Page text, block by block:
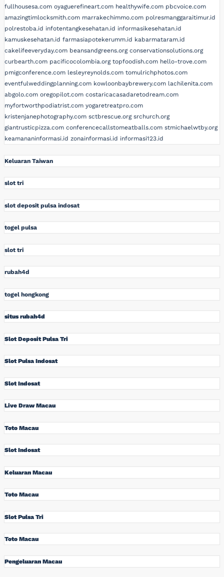
fullhousesa.com oyaguerefineart.com healthywife.com pbcvoice.com
amazingtimlocksmith.com marrakechimmo.com polresmanggaraitimur.id
polrestoba.id infotentangkesehatan.id informasikesehatan.id
kamuskesehatan.id farmasiapotekerumm.id kabarmataram.id
cakelifeeveryday.com beansandgreens.org conservationsolutions.org
curbearth.com pacificocolombia.org topfoodish.com hello-trove.com
pmigconference.com lesleyreynolds.com tomulrichphotos.com
eventfulweddingplanning.com kowloonbaybrewery.com lachilenita.com
abgolo.com oregopilot.com costaricacasadaretodream.com
myfortworthpodiatrist.com yogaretreatpro.com
kristenjanephotography.com sctbrescue.org srchurch.org
giantrusticpizza.com conferencecallstomeatballs.com stmichaelwtby.org
keamananinformasi.id zonainformasi.id informasi123.id
Keluaran Taiwan
slot tri
slot deposit pulsa indosat
togel pulsa
slot tri
rubah4d
togel hongkong
situs rubah4d
Slot Deposit Pulsa Tri
Slot Pulsa Indosat
Slot Indosat
Live Draw Macau
Toto Macau
Slot Indosat
Keluaran Macau
Toto Macau
Slot Pulsa Tri
Toto Macau
Pengeluaran Macau